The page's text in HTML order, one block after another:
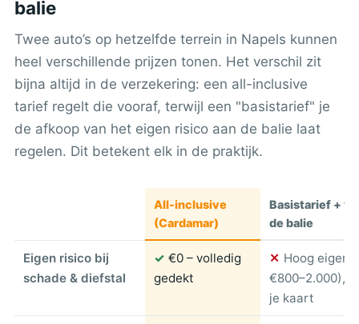
balie
Twee auto’s op hetzelfde terrein in Napels kunnen
heel verschillende prijzen tonen. Het verschil zit
bijna altijd in de verzekering: een all-inclusive
tarief regelt die vooraf, terwijl een "basistarief" je
de afkoop van het eigen risico aan de balie laat
regelen. Dit betekent elk in de praktijk.
All-inclusive
(Cardamar)
Basistarief +
de balie
Eigen risico bij
schade & diefstal
✓ €0 – volledig
gedekt
✕ Hoog eigen
€800–2.000),
je kaart